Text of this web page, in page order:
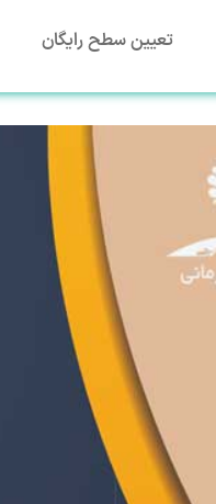
تعیین سطح رایگان